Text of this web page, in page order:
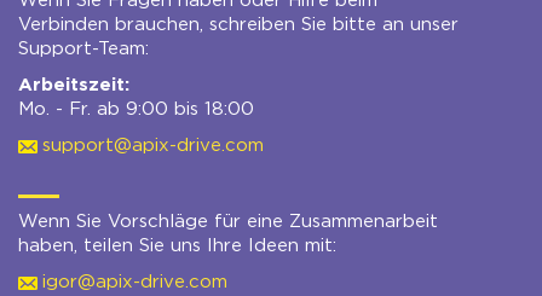
Verbinden brauchen, schreiben Sie bitte an unser
Support-Team:
Arbeitszeit:
Mo. - Fr. ab 9:00 bis 18:00
support@apix-drive.com
Wenn Sie Vorschläge für eine Zusammenarbeit
haben, teilen Sie uns Ihre Ideen mit:
igor@apix-drive.com